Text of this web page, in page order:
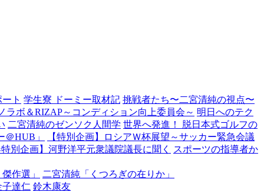
ト 学生寮 ドーミー取材記 挑戦者たち〜二宮清純の視点〜
ラボ＆RIZAP～コンディション向上委員会～ 明日へのテク
二宮清純のゼンソク人間学 世界へ発進！ 脱日本式ゴルフの
HUB」
【特別企画】ロシアＷ杯展望～サッカー緊急会議
別企画】河野洋平元衆議院議長に聞く
スポーツの指導者か
作選」
二宮清純「くつろぎの在りか」
子達仁 鈴木康友